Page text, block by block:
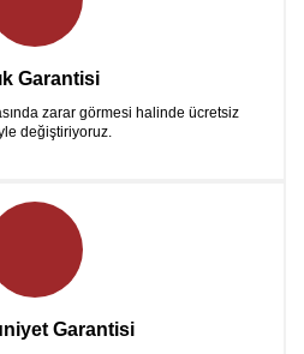
Garantisi
zarar görmesi halinde ücretsiz
değiştiriyoruz.
Garantisi